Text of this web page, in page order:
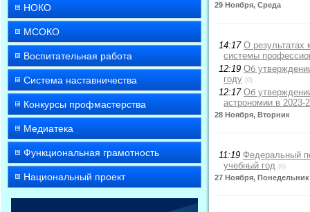
НОКО
МСОКО
Воспитательная работа
Система наставничества
Конкурсы профмастерства
Медиатека
Функциональная грамотность
Национальный проект
29 Ноября, Среда
14:17 О результатах
системы
12:19 Об
году (0)
12:17 Об
астрономии в 2023-
28 Ноября, Вторник
11:19 Федеральный
учебный год (0)
27 Ноября, Понедельник